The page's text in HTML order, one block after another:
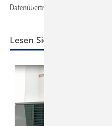
Datenübertragungsrate im
Lesen Sie auch: